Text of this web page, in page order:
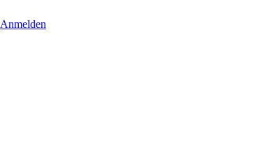
Anmelden